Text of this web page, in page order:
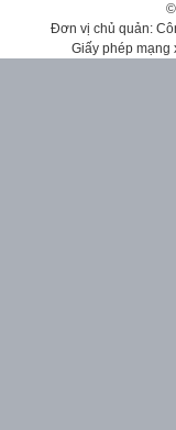
Đơn vị chủ quản:
Giấy phép mạng